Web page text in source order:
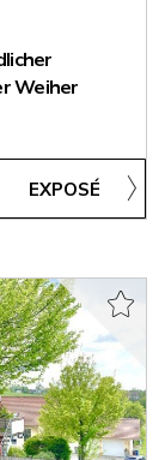
Weiher